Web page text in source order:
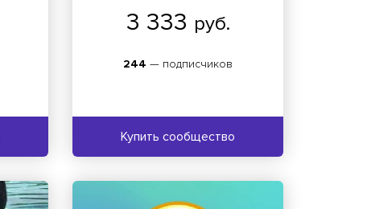
3 333 руб.
244 — подписчиков
Купить сообщество